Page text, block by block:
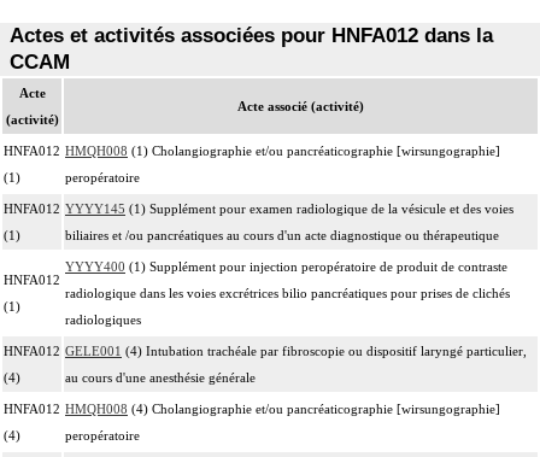
Actes et activités associées pour HNFA012 dans la
CCAM
Acte
(activité)
Acte associé (activité)
HNFA012
(1)
HMQH008 (1) Cholangiographie et/ou pancréaticographie [wirsungographie]
peropératoire
HNFA012
(1)
YYYY145 (1) Supplément pour examen radiologique de la vésicule et des voies
biliaires et /ou pancréatiques au cours d'un acte diagnostique ou thérapeutique
HNFA012
(1)
YYYY400 (1) Supplément pour injection peropératoire de produit de contraste
radiologique dans les voies excrétrices bilio pancréatiques pour prises de clichés
radiologiques
HNFA012
(4)
GELE001 (4) Intubation trachéale par fibroscopie ou dispositif laryngé particulier,
au cours d'une anesthésie générale
HNFA012
(4)
HMQH008 (4) Cholangiographie et/ou pancréaticographie [wirsungographie]
peropératoire